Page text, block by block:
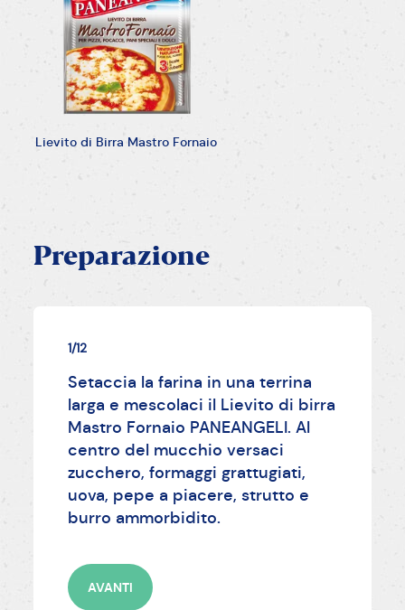
Lievito di Birra Mastro Fornaio
Preparazione
1/12
Setaccia la farina in una terrina
larga e mescolaci il Lievito di birra
Mastro Fornaio PANEANGELI. Al
centro del mucchio versaci
zucchero, formaggi grattugiati,
uova, pepe a piacere, strutto e
burro ammorbidito.
AVANTI